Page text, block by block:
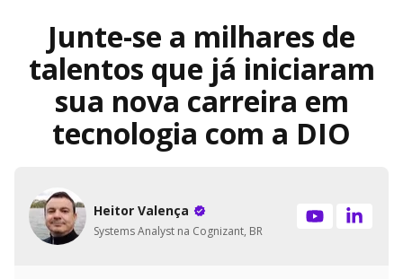
Junte-se a milhares de
talentos que já iniciaram
sua nova carreira em
tecnologia com a DIO
Heitor Valença
Systems Analyst na Cognizant, BR